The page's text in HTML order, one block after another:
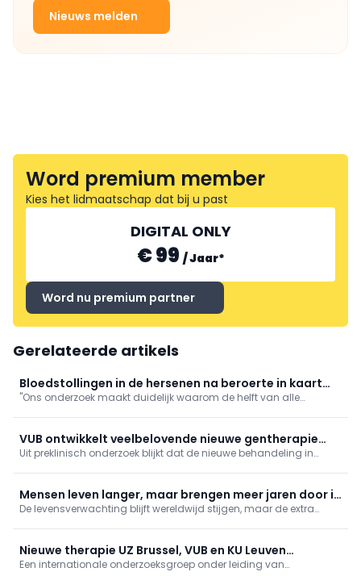
Nieuws melden
Word premium member
Kies het lidmaatschap dat bij u past
DIGITAL ONLY
€ 99 /Jaar*
Word nu premium partner
Gerelateerde artikels
Bloedstollingen in de hersenen na beroerte in kaart
gebracht
"Ons onderzoek maakt duidelijk waarom de helft van alle
VUB ontwikkelt veelbelovende nieuwe gentherapie
voor hemofilie B
Uit preklinisch onderzoek blijkt dat de nieuwe behandeling in
Mensen leven langer, maar brengen meer jaren door in
slechte gezondheid
De levensverwachting blijft wereldwijd stijgen, maar de extra
gezondheidszorgsystemen zich daarom niet alleen richten op
een langere levensduur, maar ook op een langere periode in
Nieuwe therapie UZ Brussel, VUB en KU Leuven
vertraagt ontwikkeling diabetes type 1
Een internationale onderzoeksgroep onder leiding van